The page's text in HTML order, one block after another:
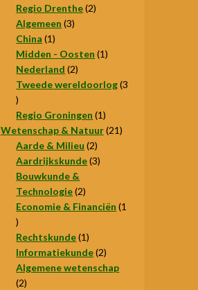
product
Regio Drenthe 22
Algemeen 33
China 11
product
Midden - Oosten 11
Nederland 22
producten
Tweede wereldoorlog 3
3
producten
Regio Groningen 11
product
Wetenschap & Natuur 2121
Aarde & Milieu 22
producten
Aardrijkskunde 33
Bouwkunde &
Technologie 22
producten
Economie & Financiën 1
1
product
Rechtskunde 11
product
Informatiekunde 22
producten
Algemene wetenschap
22